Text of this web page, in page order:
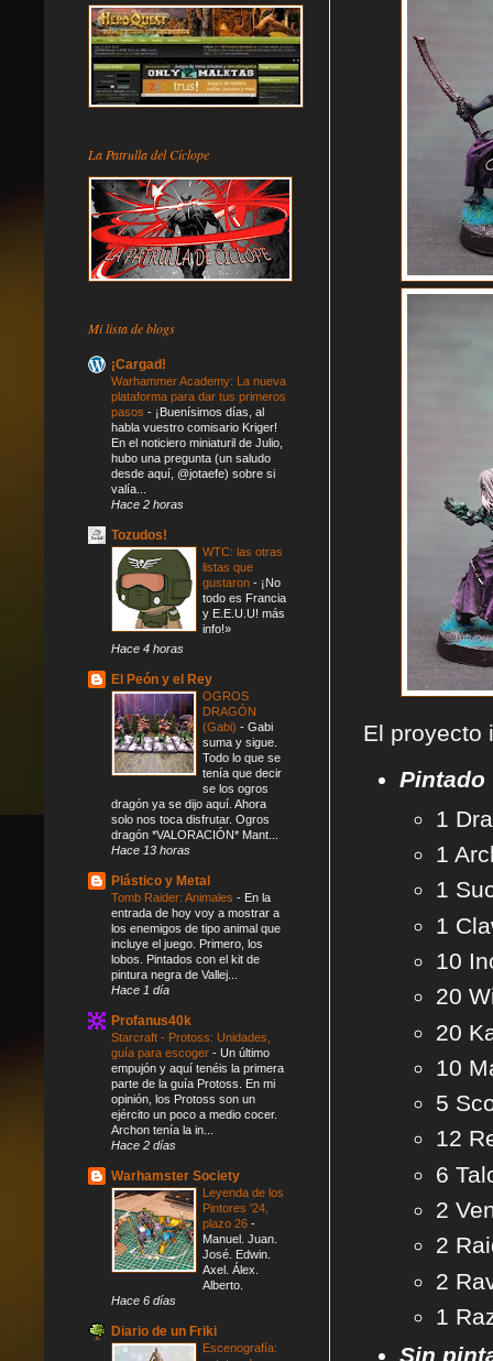
El proyecto
Pintado
1
1
1
1
10
20
20
10
5
12
6
2
2
2
1
Sin
La Patrulla del Cíclope
Mi lista de blogs
¡Cargad!
Warhammer Academy: La nueva
plataforma para dar tus primeros
pasos - ¡Buenísimos días, al
habla vuestro comisario Kriger!
En el noticiero miniaturil de Julio,
hubo una pregunta (un saludo
desde aquí, @jotaefe) sobre si
valía...
Hace 2 horas
Tozudos!
WTC: las otras
listas que
gustaron - ¡No
todo es Francia
y E.E.U.U! más
info!»
Hace 4 horas
El Peón y el Rey
OGROS
DRAGÓN
(Gabi) - Gabi
suma y sigue.
Todo lo que se
tenía que decir
se los ogros
dragón ya se dijo aquí. Ahora
solo nos toca disfrutar. Ogros
dragón *VALORACIÓN* Mant...
Hace 13 horas
Plástico y Metal
Tomb Raider: Animales - En la
entrada de hoy voy a mostrar a
los enemigos de tipo animal que
incluye el juego. Primero, los
lobos. Pintados con el kit de
pintura negra de Vallej...
Hace 1 día
Profanus40k
Starcraft - Protoss: Unidades,
guía para escoger - Un último
empujón y aquí tenéis la primera
parte de la guía Protoss. En mi
opinión, los Protoss son un
ejército un poco a medio cocer.
Archon tenía la in...
Hace 2 días
Warhamster Society
Leyenda de los
Pintores '24,
plazo 26 -
Manuel. Juan.
José. Edwin.
Axel. Álex.
Alberto.
Hace 6 días
Diario de un Friki
Escenografía: